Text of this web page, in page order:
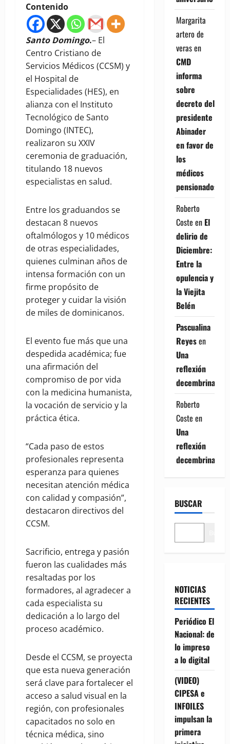
Contenido
Santo Domingo.– El
Centro Cristiano de
Servicios Médicos (CCSM) y
el Hospital de
Especialidades (HES), en
alianza con el Instituto
Tecnológico de Santo
Domingo (INTEC),
realizaron su XXIV
ceremonia de graduación,
titulando 18 nuevos
especialistas en salud.
Entre los graduandos se
destacan 8 nuevos
oftalmólogos y 10 médicos
de otras especialidades,
quienes culminan años de
intensa formación con un
firme propósito de
proteger y cuidar la visión
de miles de dominicanos.
El evento fue más que una
despedida académica; fue
una afirmación del
compromiso de por vida
con la medicina humanista,
la vocación de servicio y la
práctica ética.
“Cada paso de estos
profesionales representa
esperanza para quienes
necesitan atención médica
con calidad y compasión”,
destacaron directivos del
CCSM.
Sacrificio, entrega y pasión
fueron las cualidades más
resaltadas por los
formadores, al agradecer a
cada especialista su
dedicación a lo largo del
proceso académico.
Desde el CCSM, se proyecta
que esta nueva generación
será clave para fortalecer el
acceso a salud visual en la
región, con profesionales
capacitados no solo en
técnica médica, sino
Margarita
artero de
verasen
CMD
informa
sobre
decreto del
presidente
Abinader
en favor de
los
médicos
pensionados
Roberto
Coste en El
delirio de
Diciembre:
Entre la
opulencia y
la Viejita
Belén
Pascualina
Reyesen
Una
reflexión
decembrina
Roberto
Coste en
Una
reflexión
decembrina
BUSCAR
NOTICIAS
RECIENTES
Periódico El
Nacional: de
lo impreso
a lo digital
(VIDEO)
CIPESA e
INFOILES
impulsan la
primera